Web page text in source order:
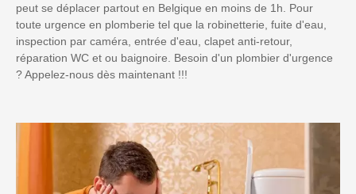
peut se déplacer partout en Belgique en moins de 1h. Pour
toute urgence en plomberie tel que la robinetterie, fuite d'eau,
inspection par caméra, entrée d'eau, clapet anti-retour,
réparation WC et ou baignoire. Besoin d'un plombier d'urgence
? Appelez-nous dès maintenant !!!